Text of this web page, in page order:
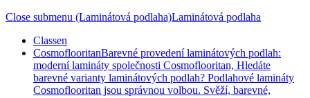
Close submenu (Laminátová podlaha)Laminátová podlaha
Classen
CosmoflooritanBarevné provedení laminátových podlah:
moderní lamináty společnosti Cosmoflooritan, Hledáte
barevné varianty laminátových podlah? Podlahové lamináty
Cosmoflooritan jsou správnou volbou. Svěží, barevné,